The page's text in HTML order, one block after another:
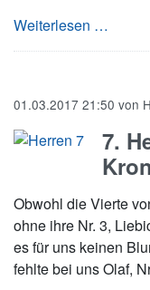
Weiterlesen …
01.03.2017 21:50 von
7.
Obwohl die Vierte
ohne ihre Nr. 3,
es für uns keinen
fehlte bei uns Olaf,